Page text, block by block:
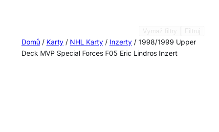
Domů / Karty/ NHL Karty/ Inzerty/ 1998/1999 Upper
Deck MVP Special Forces F05 Eric Lindros Inzert